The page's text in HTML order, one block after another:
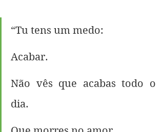
“Tu tens um medo:
Acabar.
Não vês que acabas todo o
dia.